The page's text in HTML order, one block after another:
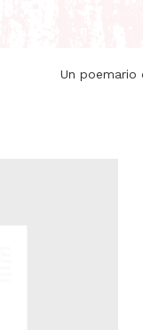
Un poemario